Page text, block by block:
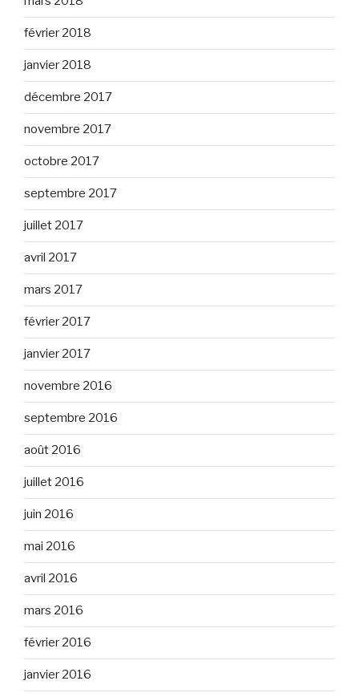
février 2018
janvier 2018
décembre 2017
novembre 2017
octobre 2017
septembre 2017
juillet 2017
avril 2017
mars 2017
février 2017
janvier 2017
novembre 2016
septembre 2016
août 2016
juillet 2016
juin 2016
mai 2016
avril 2016
mars 2016
février 2016
janvier 2016